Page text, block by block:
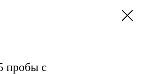
пробы с